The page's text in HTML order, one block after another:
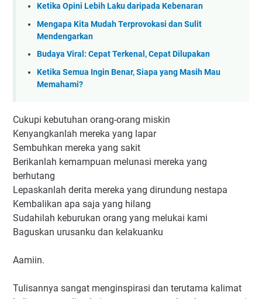
Ketika Opini Lebih Laku daripada Kebenaran
Mengapa Kita Mudah Terprovokasi dan Sulit
Mendengarkan
Budaya Viral: Cepat Terkenal, Cepat Dilupakan
Ketika Semua Ingin Benar, Siapa yang Masih Mau
Memahami?
Cukupi kebutuhan orang-orang miskin
Kenyangkanlah mereka yang lapar
Sembuhkan mereka yang sakit
Berikanlah kemampuan melunasi mereka yang
berhutang
Lepaskanlah derita mereka yang dirundung nestapa
Kembalikan apa saja yang hilang
Sudahilah keburukan orang yang melukai kami
Baguskan urusanku dan kelakuanku
Aamiin.
Tulisannya sangat menginspirasi dan terutama kalimat